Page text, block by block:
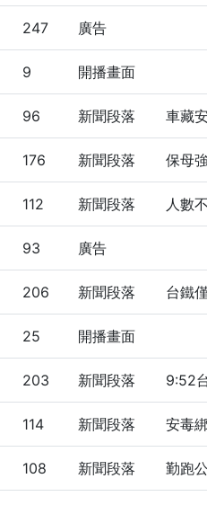
247 廣告
9 開播畫面
96 新聞段落 車藏
176 新聞段落 保母
112 新聞段落 人數
93 廣告
206 新聞段落 台鐵
25 開播畫面
203 新聞段落 9:52
114 新聞段落 安毒
108 新聞段落 勤跑